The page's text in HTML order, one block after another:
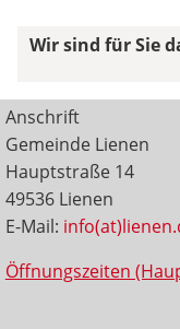
Wir sind für Sie
Anschrift
Gemeinde Lienen
Hauptstraße 14
49536 Lienen
E-Mail:
Öffnungszeiten